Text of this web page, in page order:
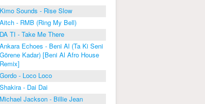
Kimo Sounds - Rise Slow
Aitch - RMB (Ring My Bell)
DA TI - Take Me There
Ankara Echoes - Beni Al (Ta Ki Seni
Görene Kadar) [Beni Al Afro House
Remix]
Gordo - Loco Loco
Shakira - Dai Dai
Michael Jackson - Billie Jean